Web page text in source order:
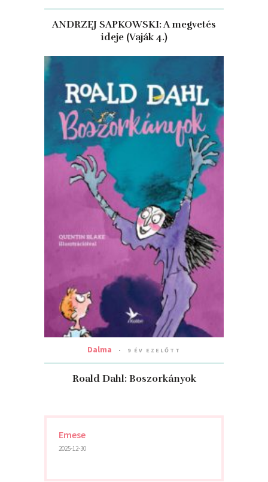
ANDRZEJ SAPKOWSKI: A megvetés
ideje (Vaják 4.)
Dalma 9 ÉV EZELŐTT
Roald Dahl: Boszorkányok
Emese
2025-12-30